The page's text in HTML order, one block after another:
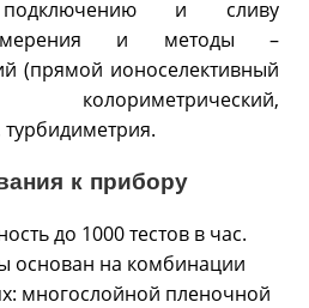
и сливу
и методы –
(прямой ионоселективный
к прибору
до 1000 тестов в час.
основан на комбинации
многослойной пленочной